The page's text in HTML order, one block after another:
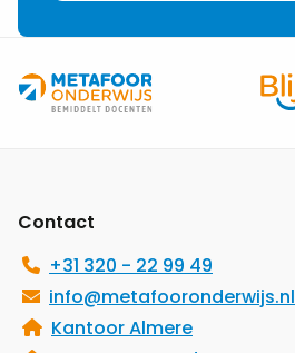
Contact
+31 320 - 22 99 49
info@metafooronderwijs.nl
Kantoor Almere